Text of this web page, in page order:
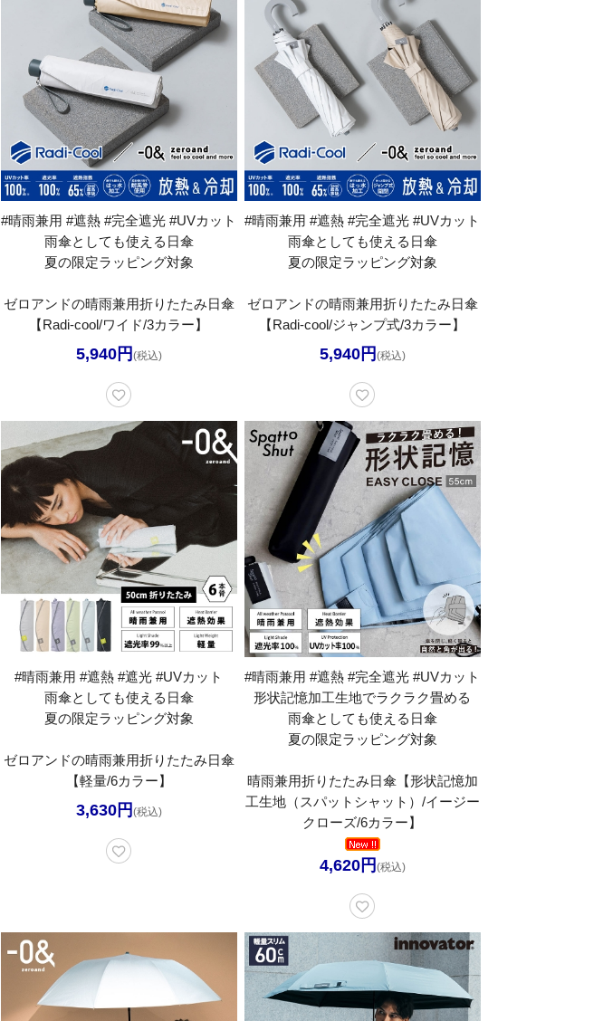
#晴雨兼用 #遮熱 #完全遮光 #UVカット
雨傘としても使える日傘
夏の限定ラッピング対象
ゼロアンドの晴雨兼用折りたたみ日傘
【Radi-cool/ワイド/3カラー】
5,940円 (税込)
#晴雨兼用 #遮熱 #完全遮光 #UVカット
雨傘としても使える日傘
夏の限定ラッピング対象
ゼロアンドの晴雨兼用折りたたみ日傘
【Radi-cool/ジャンプ式/3カラー】
5,940円 (税込)
#晴雨兼用 #遮熱 #遮光 #UVカット
雨傘としても使える日傘
夏の限定ラッピング対象
ゼロアンドの晴雨兼用折りたたみ日傘
【軽量/6カラー】
3,630円 (税込)
#晴雨兼用 #遮熱 #完全遮光 #UVカット
形状記憶加工生地でラクラク畳める
雨傘としても使える日傘
夏の限定ラッピング対象
晴雨兼用折りたたみ日傘【形状記憶加
工生地（スパットシャット）/イージー
クローズ/6カラー】
4,620円 (税込)